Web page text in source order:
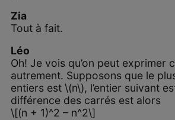
Zia
Tout à fait.
Léo
Oh! Je vois qu’on peut exprimer
autrement. Supposons que le
entiers est \(n\), l’entier suivant
différence des carrés est alors
\[(n + 1)^2 – n^2\]